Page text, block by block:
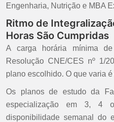
Engenharia, Nutrição e MBA
Ritmo de
Horas São Cumpridas
A carga horária mínima
Resolução CNE/CES nº 1/
plano escolhido. O que varia
Os planos de estudo da
especialização em 3, 4
disponibilidade semanal do